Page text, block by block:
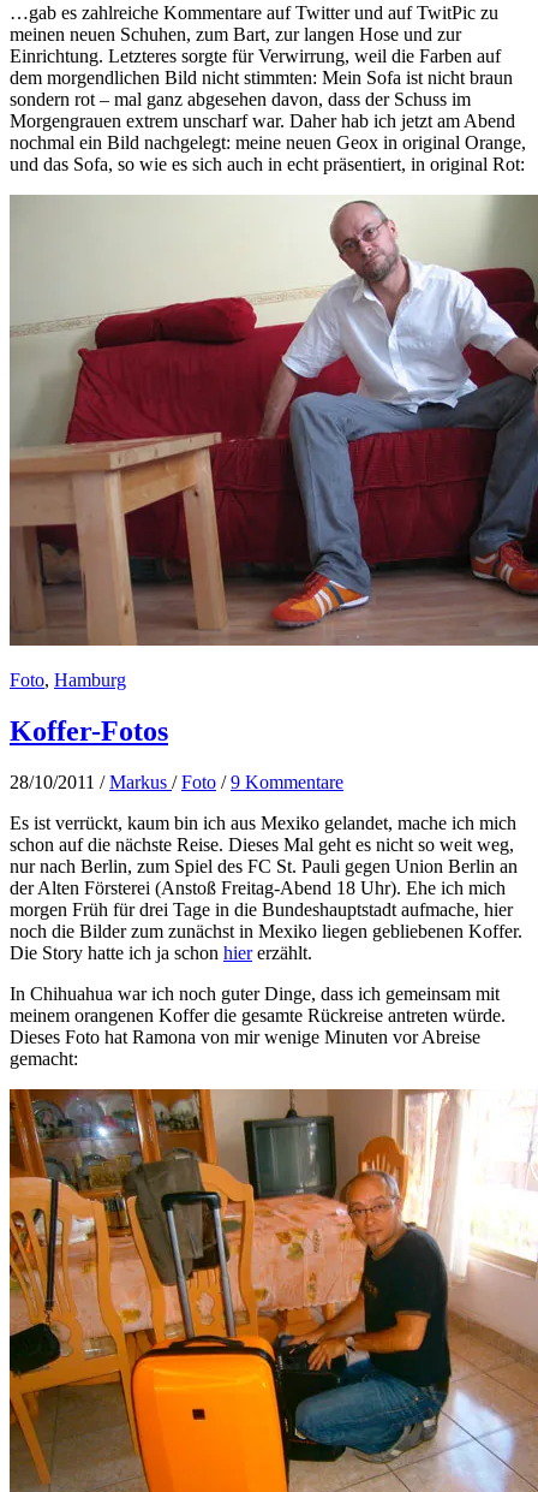
…gab es zahlreiche Kommentare auf Twitter und auf TwitPic zu
meinen neuen Schuhen, zum Bart, zur langen Hose und zur
Einrichtung. Letzteres sorgte für Verwirrung, weil die Farben auf
dem morgendlichen Bild nicht stimmten: Mein Sofa ist nicht braun
sondern rot – mal ganz abgesehen davon, dass der Schuss im
Morgengrauen extrem unscharf war. Daher hab ich jetzt am Abend
nochmal ein Bild nachgelegt: meine neuen Geox in original Orange,
und das Sofa, so wie es sich auch in echt präsentiert, in original Rot:
Foto, Hamburg
Koffer-Fotos
28/10/2011 /Markus /Foto /9 Kommentare
Es ist verrückt, kaum bin ich aus Mexiko gelandet, mache ich mich
schon auf die nächste Reise. Dieses Mal geht es nicht so weit weg,
nur nach Berlin, zum Spiel des FC St. Pauli gegen Union Berlin an
der Alten Försterei (Anstoß Freitag-Abend 18 Uhr). Ehe ich mich
morgen Früh für drei Tage in die Bundeshauptstadt aufmache, hier
noch die Bilder zum zunächst in Mexiko liegen gebliebenen Koffer.
Die Story hatte ich ja schon hiererzählt.
In Chihuahua war ich noch guter Dinge, dass ich gemeinsam mit
meinem orangenen Koffer die gesamte Rückreise antreten würde.
Dieses Foto hat Ramona von mir wenige Minuten vor Abreise
gemacht: